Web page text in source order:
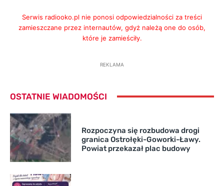
Serwis radiooko.pl nie ponosi odpowiedzialności za treści
zamieszczane przez internautów, gdyż należą one do osób,
które je zamieściły.
REKLAMA
OSTATNIE WIADOMOŚCI
Rozpoczyna się rozbudowa drogi
granica Ostrołęki-Goworki-Ławy.
Powiat przekazał plac budowy